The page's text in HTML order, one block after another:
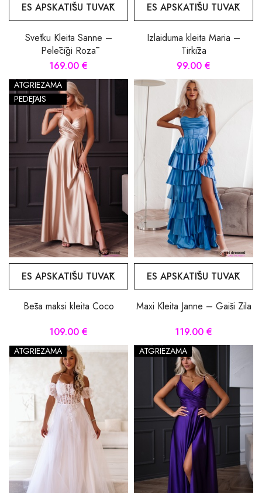
ES APSKATĪŠU TUVĀK
Svētku Kleita Sanne –
Pelēcīgi Rozā
169.00 €
ES APSKATĪŠU TUVĀK
Izlaiduma kleita Maria –
Tirkīza
99.00 €
ATGRIEZAMA
PĒDĒJAIS
ES APSKATĪŠU TUVĀK
Bēša maksi kleita Coco
109.00 €
ES APSKATĪŠU TUVĀK
Maxi Kleita Janne – Gaiši Zila
119.00 €
ATGRIEZAMA ATGRIEZAMA